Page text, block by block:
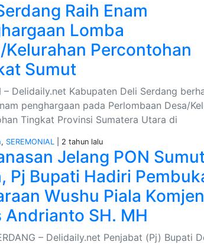
Raih Enam
Lomba
Kelurahan Percontohan
Sumut
– Delidaily.net Kabupaten Deli Serdang
penghargaan pada Perlombaan Desa/
Tingkat Provinsi Sumatera Utara di
, SEREMONIAL | 2 tahun lalu
Jelang PON
Pj Bupati Hadiri
Wushu Piala
Andrianto SH. MH
– Delidaily.net Penjabat (Pj) Bupati